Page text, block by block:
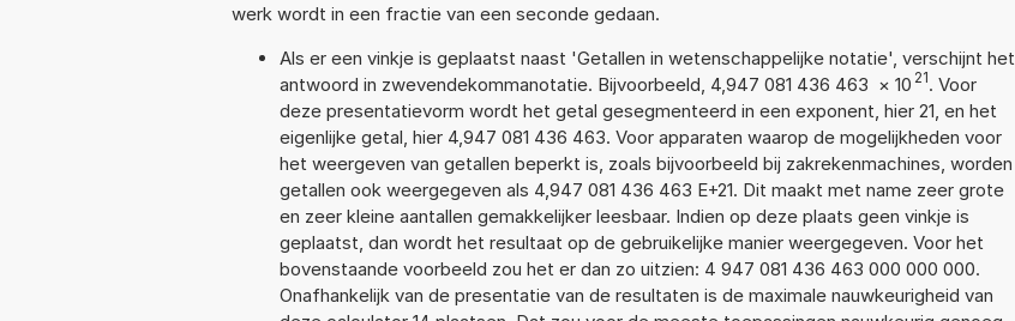
werk wordt in een fractie van een seconde gedaan.
Als er een vinkje is geplaatst naast 'Getallen in wetenschappelijke notatie', verschijnt het
antwoord in zwevendekommanotatie. Bijvoorbeeld, 4,947 081 436 463 × 10 21. Voor
deze presentatievorm wordt het getal gesegmenteerd in een exponent, hier 21, en het
eigenlijke getal, hier 4,947 081 436 463. Voor apparaten waarop de mogelijkheden voor
het weergeven van getallen beperkt is, zoals bijvoorbeeld bij zakrekenmachines, worden
getallen ook weergegeven als 4,947 081 436 463 E+21. Dit maakt met name zeer grote
en zeer kleine aantallen gemakkelijker leesbaar. Indien op deze plaats geen vinkje is
geplaatst, dan wordt het resultaat op de gebruikelijke manier weergegeven. Voor het
bovenstaande voorbeeld zou het er dan zo uitzien: 4 947 081 436 463 000 000 000.
Onafhankelijk van de presentatie van de resultaten is de maximale nauwkeurigheid van